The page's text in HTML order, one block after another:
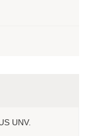
UNV.